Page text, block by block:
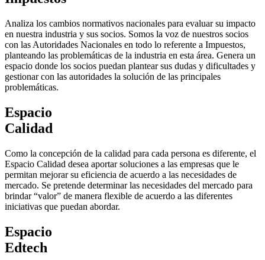
Analiza los cambios normativos nacionales para evaluar su impacto
en nuestra industria y sus socios. Somos la voz de nuestros socios
con las Autoridades Nacionales en todo lo referente a Impuestos,
planteando las problemáticas de la industria en esta área. Genera un
espacio donde los socios puedan plantear sus dudas y dificultades y
gestionar con las autoridades la solución de las principales
problemáticas.
Espacio
Calidad
Como la concepción de la calidad para cada persona es diferente, el
Espacio Calidad desea aportar soluciones a las empresas que le
permitan mejorar su eficiencia de acuerdo a las necesidades de
mercado. Se pretende determinar las necesidades del mercado para
brindar “valor” de manera flexible de acuerdo a las diferentes
iniciativas que puedan abordar.
Espacio
Edtech